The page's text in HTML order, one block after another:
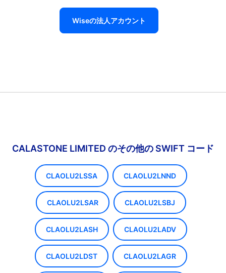
Wiseの法人アカウント
CALASTONE LIMITED のその他の SWIFT コード
CLAOLU2LSSA CLAOLU2LNND
CLAOLU2LSAR CLAOLU2LSBJ
CLAOLU2LASH CLAOLU2LADV
CLAOLU2LDST CLAOLU2LAGR